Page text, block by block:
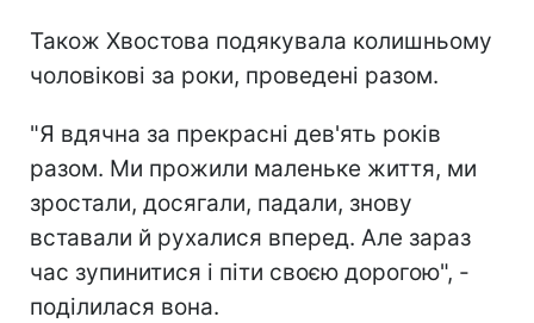
Також Хвостова подякувала колишньому
чоловікові за роки, проведені разом.
"Я вдячна за прекрасні дев'ять років
разом. Ми прожили маленьке життя, ми
зростали, досягали, падали, знову
вставали й рухалися вперед. Але зараз
час зупинитися і піти своєю дорогою", -
поділилася вона.